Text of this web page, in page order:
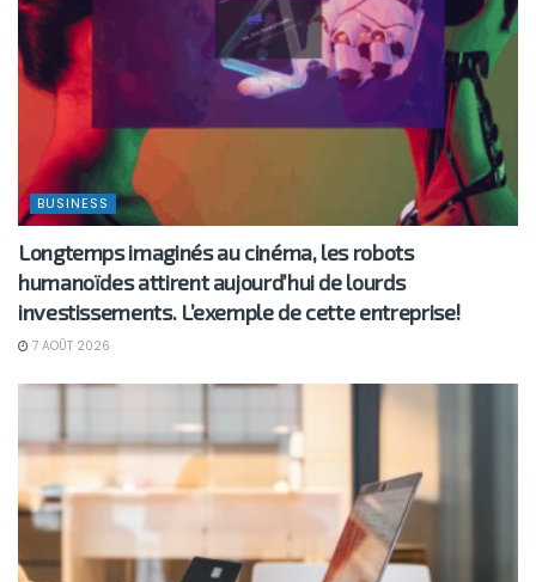
BUSINESS
Longtemps imaginés au cinéma, les robots
humanoïdes attirent aujourd’hui de lourds
investissements. L’exemple de cette entreprise!
7 AOÛT 2026